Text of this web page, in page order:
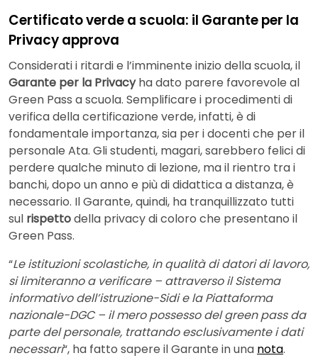
Certificato verde a scuola: il Garante per la
Privacy approva
Considerati i ritardi e l’imminente inizio della scuola, il
Garante per la Privacyha dato parere favorevole al
Green Pass a scuola. Semplificare i procedimenti di
verifica della certificazione verde, infatti, è di
fondamentale importanza, sia per i docenti che per il
personale Ata. Gli studenti, magari, sarebbero felici di
perdere qualche minuto di lezione, ma il rientro tra i
banchi, dopo un anno e più di didattica a distanza, è
necessario. Il Garante, quindi, ha tranquillizzato tutti
sul rispettodella privacy di coloro che presentano il
Green Pass.
“Le istituzioni scolastiche, in qualità di datori di lavoro,
si limiteranno a verificare – attraverso il Sistema
informativo dell’istruzione-Sidi e la Piattaforma
nazionale-DGC – il mero possesso del green pass da
parte del personale, trattando esclusivamente i dati
necessari“, ha fatto sapere il Garante in una nota.